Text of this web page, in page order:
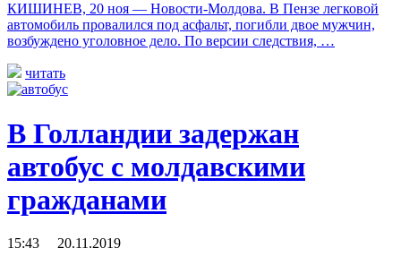
КИШИНЕВ, 20 ноя — Новости-Молдова. В Пензе легковой
автомобиль провалился под асфальт, погибли двое мужчин,
возбуждено уголовное дело. По версии следствия, …
читать
В Голландии задержан
автобус с молдавскими
гражданами
15:43 20.11.2019